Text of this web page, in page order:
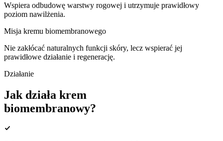
Wspiera odbudowę warstwy rogowej i utrzymuje prawidłowy
poziom nawilżenia.
Misja kremu biomembranowego
Nie zakłócać naturalnych funkcji skóry, lecz wspierać jej
prawidłowe działanie i regenerację.
Działanie
Jak działa krem
biomembranowy?